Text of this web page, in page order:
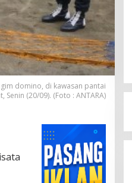
domino, di kawasan pantai
(20/09). (Foto : ANTARA)